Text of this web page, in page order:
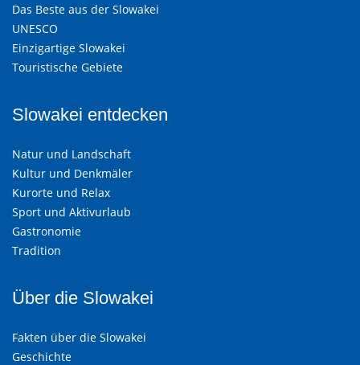
Das Beste aus der Slowakei
UNESCO
Einzigartige Slowakei
Touristische Gebiete
Slowakei entdecken
Natur und Landschaft
Kultur und Denkmäler
Kurorte und Relax
Sport und Aktivurlaub
Gastronomie
Tradition
Über die Slowakei
Fakten über die Slowakei
Geschichte